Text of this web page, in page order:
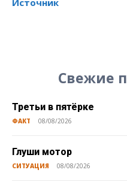
Свежие
Третьи в пятёрке
ФАКТ 08/08/2026
Глуши мотор
СИТУАЦИЯ 08/08/2026